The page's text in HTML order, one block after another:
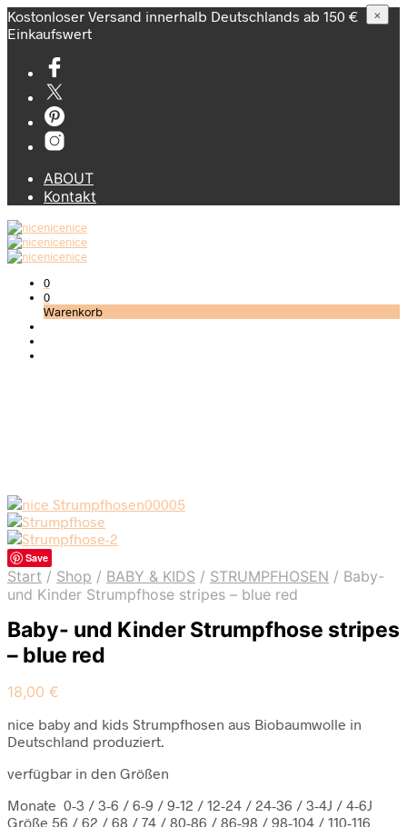
Kostonloser Versand innerhalb Deutschlands ab 150 €
Einkaufswert
ABOUT
Kontakt
0
0
Warenkorb
Save
Start / Shop / BABY & KIDS / STRUMPFHOSEN / Baby-
und Kinder Strumpfhose stripes – blue red
Baby- und Kinder Strumpfhose stripes
– blue red
18,00 €
nice baby and kids Strumpfhosen aus Biobaumwolle in
Deutschland produziert.
verfügbar in den Größen
Monate 0-3 / 3-6 / 6-9 / 9-12 / 12-24 / 24-36 / 3-4J / 4-6J
Größe 56 / 62 / 68 / 74 / 80-86 / 86-98 / 98-104 / 110-116
×